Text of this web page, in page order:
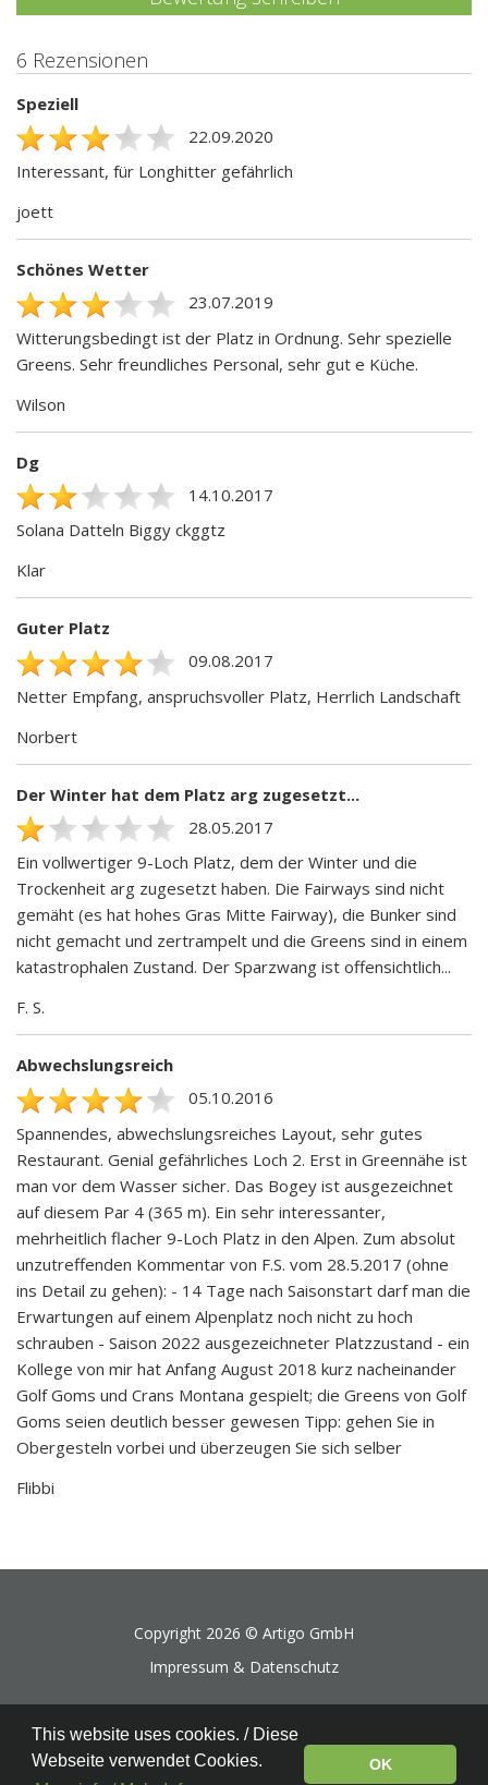
6 Rezensionen
Speziell
22.09.2020
Interessant, für Longhitter gefährlich
joett
Schönes Wetter
23.07.2019
Witterungsbedingt ist der Platz in Ordnung. Sehr spezielle
Greens. Sehr freundliches Personal, sehr gut e Küche.
Wilson
Dg
14.10.2017
Solana Datteln Biggy ckggtz
Klar
Guter Platz
09.08.2017
Netter Empfang, anspruchsvoller Platz, Herrlich Landschaft
Norbert
Der Winter hat dem Platz arg zugesetzt...
28.05.2017
Ein vollwertiger 9-Loch Platz, dem der Winter und die
Trockenheit arg zugesetzt haben. Die Fairways sind nicht
gemäht (es hat hohes Gras Mitte Fairway), die Bunker sind
nicht gemacht und zertrampelt und die Greens sind in einem
katastrophalen Zustand. Der Sparzwang ist offensichtlich...
F. S.
Abwechslungsreich
05.10.2016
Spannendes, abwechslungsreiches Layout, sehr gutes
Restaurant. Genial gefährliches Loch 2. Erst in Greennähe ist
man vor dem Wasser sicher. Das Bogey ist ausgezeichnet
auf diesem Par 4 (365 m). Ein sehr interessanter,
mehrheitlich flacher 9-Loch Platz in den Alpen. Zum absolut
unzutreffenden Kommentar von F.S. vom 28.5.2017 (ohne
ins Detail zu gehen): - 14 Tage nach Saisonstart darf man die
Erwartungen auf einem Alpenplatz noch nicht zu hoch
schrauben - Saison 2022 ausgezeichneter Platzzustand - ein
Kollege von mir hat Anfang August 2018 kurz nacheinander
Golf Goms und Crans Montana gespielt; die Greens von Golf
Goms seien deutlich besser gewesen Tipp: gehen Sie in
Obergesteln vorbei und überzeugen Sie sich selber
Flibbi
Copyright 2026 © Artigo GmbH
Impressum & Datenschutz
This website uses cookies. / Diese
Webseite verwendet Cookies.
OK